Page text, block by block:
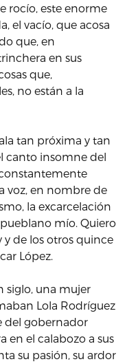
rocío, este enorme
el vacío, que acosa
que, en
en sus
que,
no están a la
tan próxima y tan
canto insomne del
voz, en nombre de
la excarcelación
mío. Quiero
de los otros quince
López.
siglo, una mujer
Lola Rodríguez
del gobernador
en el calabozo a sus
su pasión, su ardor